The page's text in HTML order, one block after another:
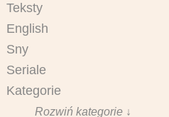
Teksty
English
Sny
Seriale
Kategorie
Rozwiń kategorie ↓